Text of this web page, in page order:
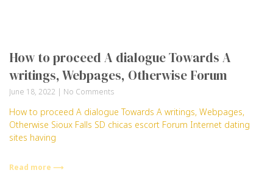
How to proceed A dialogue Towards A
writings, Webpages, Otherwise Forum
June 18, 2022 No Comments
How to proceed A dialogue Towards A writings, Webpages,
Otherwise Sioux Falls SD chicas escort Forum Internet dating
sites having
Read more ⟶